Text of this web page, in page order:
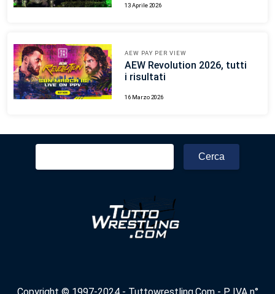
13 Aprile 2026
AEW PAY PER VIEW
AEW Revolution 2026, tutti
i risultati
16 Marzo 2026
Ricerca